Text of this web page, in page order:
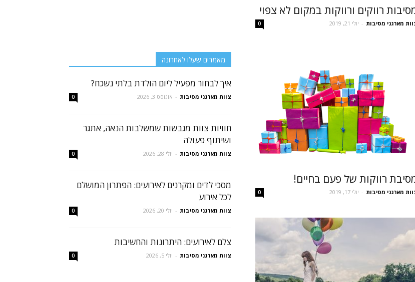
רווקים ורווקות במקום לא צפוי
מארגני מסיבות - יולי 21, 2019 0
רווקות של פעם בחיים!
מארגני מסיבות - יולי 17, 2019 0
מאמרים שעלו לאחרונה
איך לבחור מפעיל ליום הולדת בלתי נשכח?
צוות מארגני מסיבות - אוגוסט 3, 2026 0
חוויות צוות מגבשות שמשלבות הנאה, אתגר
ושיתוף פעולה
צוות מארגני מסיבות - יולי 28, 2026 0
מסכי לדים ומקרנים לאירועים: הפתרון המושלם
לכל אירוע
צוות מארגני מסיבות - יולי 20, 2026 0
צלם לאירועים: היתרונות והחשיבות
צוות מארגני מסיבות - יולי 5, 2026 0